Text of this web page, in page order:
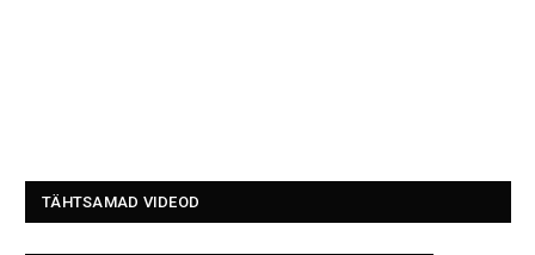
TÄHTSAMAD VIDEOD